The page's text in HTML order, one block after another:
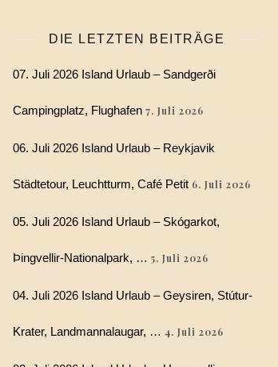
DIE LETZTEN BEITRÄGE
07. Juli 2026 Island Urlaub – Sandgerði
Campingplatz, Flughafen 7. Juli 2026
06. Juli 2026 Island Urlaub – Reykjavik
Städtetour, Leuchtturm, Café Petit 6. Juli 2026
05. Juli 2026 Island Urlaub – Skógarkot,
Þingvellir-Nationalpark, … 5. Juli 2026
04. Juli 2026 Island Urlaub – Geysiren, Stútur-
Krater, Landmannalaugar, … 4. Juli 2026